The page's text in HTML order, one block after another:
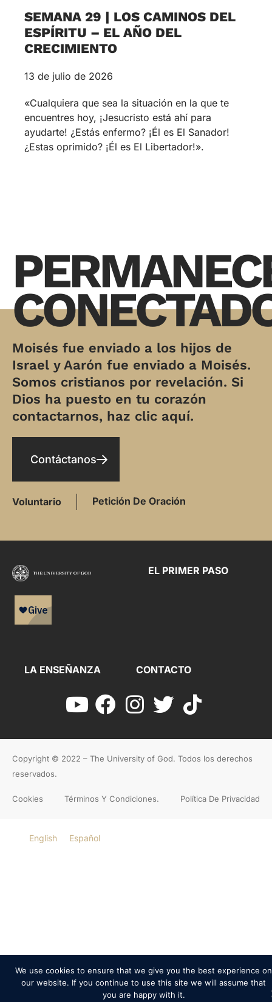
SEMANA 29 | LOS CAMINOS DEL
ESPÍRITU – EL AÑO DEL
CRECIMIENTO
13 de julio de 2026
«Cualquiera que sea la situación en la que te
encuentres hoy, ¡Jesucristo está ahí para
ayudarte! ¿Estás enfermo? ¡Él es El Sanador!
¿Estas oprimido? ¡Él es El Libertador!».
Moisés fue enviado a los hijos de
Israel y Aarón fue enviado a Moisés.
Somos cristianos por revelación. Si
Dios ha puesto en tu corazón
contactarnos, haz clic aquí.
Contáctanos
Voluntario Petición De Oración
EL PRIMER PASO
LA ENSEÑANZA CONTACTO
Copyright © 2022 – The University of God. Todos los derechos
reservados.
Cookies Términos Y Condiciones. Política De Privacidad
English Español
We use cookies to ensure that we give you the best experience on
our website. If you continue to use this site we will assume that
you are happy with it.